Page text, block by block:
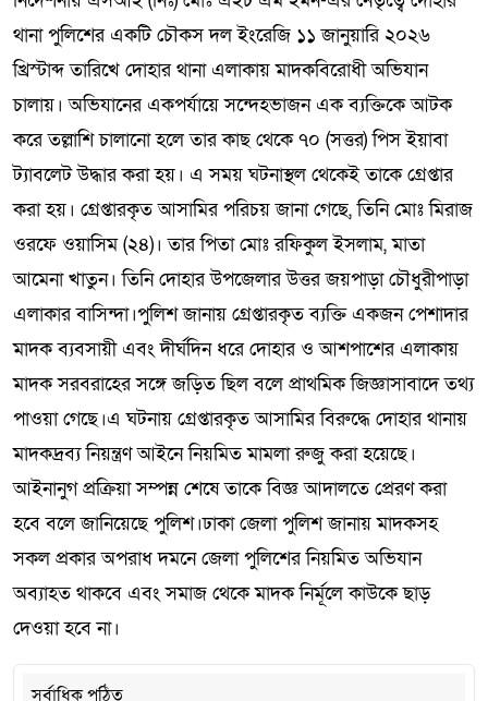
থানা পুলিশের একটি চৌকস দল ইংরেজি ১১ জানুয়ারি ২০২৬
খ্রিস্টাব্দ তারিখে দোহার থানা এলাকায় মাদকবিরোধী অভিযান
চালায়। অভিযানের একপর্যায়ে সন্দেহভাজন এক ব্যক্তিকে আটক
করে তল্লাশি চালানো হলে তার কাছ থেকে ৭০ (সত্তর) পিস ইয়াবা
ট্যাবলেট উদ্ধার করা হয়। এ সময় ঘটনাস্থল থেকেই তাকে গ্রেপ্তার
করা হয়। গ্রেপ্তারকৃত আসামির পরিচয় জানা গেছে, তিনি মোঃ মিরাজ
ওরফে ওয়াসিম (২৪)। তার পিতা মোঃ রফিকুল ইসলাম, মাতা
আমেনা খাতুন। তিনি দোহার উপজেলার উত্তর জয়পাড়া চৌধুরীপাড়া
এলাকার বাসিন্দা।পুলিশ জানায় গ্রেপ্তারকৃত ব্যক্তি একজন পেশাদার
মাদক ব্যবসায়ী এবং দীর্ঘদিন ধরে দোহার ও আশপাশের এলাকায়
মাদক সরবরাহের সঙ্গে জড়িত ছিল বলে প্রাথমিক জিজ্ঞাসাবাদে তথ্য
পাওয়া গেছে।এ ঘটনায় গ্রেপ্তারকৃত আসামির বিরুদ্ধে দোহার থানায়
মাদকদ্রব্য নিয়ন্ত্রণ আইনে নিয়মিত মামলা রুজু করা হয়েছে।
আইনানুগ প্রক্রিয়া সম্পন্ন শেষে তাকে বিজ্ঞ আদালতে প্রেরণ করা
হবে বলে জানিয়েছে পুলিশ।ঢাকা জেলা পুলিশ জানায় মাদকসহ
সকল প্রকার অপরাধ দমনে জেলা পুলিশের নিয়মিত অভিযান
অব্যাহত থাকবে এবং সমাজ থেকে মাদক নির্মূলে কাউকে ছাড়
দেওয়া হবে না।
সর্বাধিক পঠিত